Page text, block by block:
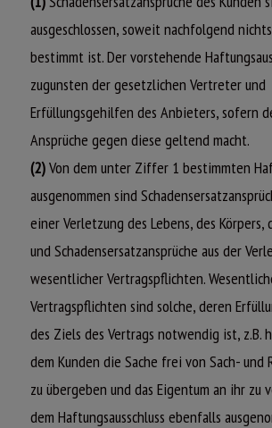
ausgeschlossen, soweit nachfolgend
bestimmt ist. Der vorstehende
zugunsten der gesetzlichen Vertreter und
Erfüllungsgehilfen des Anbieters, sofern
Ansprüche gegen diese geltend macht.
(2)Von dem unter Ziffer 1 bestimmten
ausgenommen sind
einer Verletzung des Lebens, des Körpers,
und Schadensersatzansprüche aus der
wesentlicher Vertragspflichten.
Vertragspflichten sind solche, deren
des Ziels des Vertrags notwendig ist, z.B.
dem Kunden die Sache frei von Sach- und
zu übergeben und das Eigentum an ihr zu
dem Haftungsausschluss ebenfalls